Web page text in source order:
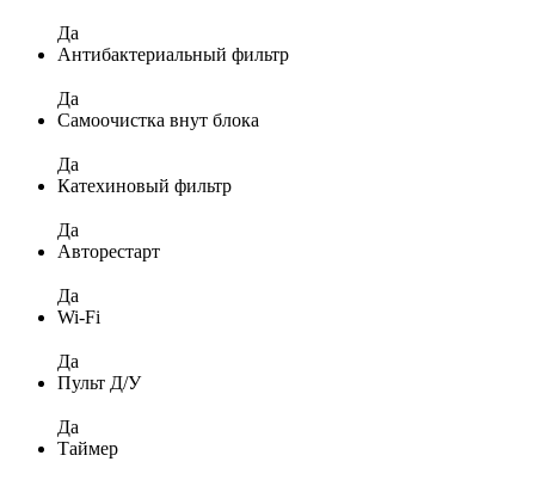
Да
Антибактериальный фильтр
Да
Самоочистка внут блока
Да
Катехиновый фильтр
Да
Авторестарт
Да
Wi-Fi
Да
Пульт Д/У
Да
Таймер